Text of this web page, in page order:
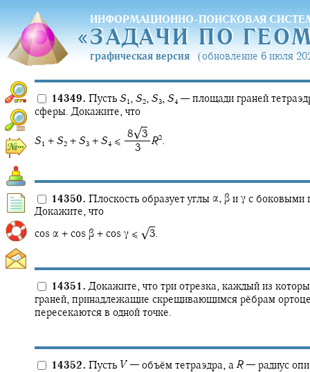
ИНФОРМАЦИОННО-ПОИСКОВАЯ
«ЗАДАЧИ ПО
«ЗАДАЧИ ПО
графическая версия (обновление 6 июля
14349. Пусть S 1 , S2, S3, S4 — площади граней
сферы. Докажите, что
S 1 + S2 + S3 + S4 ≤ ‍
‍ 8‍√3
‍ 3
R2.
14350. Плоскость образует углы α, β иγ с боковыми
Докажите, что
cos α + cos β + cos γ ≤ ‍ √3.
14351. Докажите, что три отрезка, каждый из
граней, принадлежащие скрещивающимся рёбрам
пересекаются в одной точке.
14352. Пусть V — объём тетраэдра, а R — радиус